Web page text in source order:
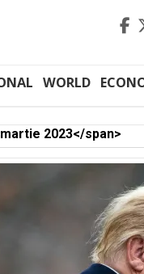
WORLD
2023</span>